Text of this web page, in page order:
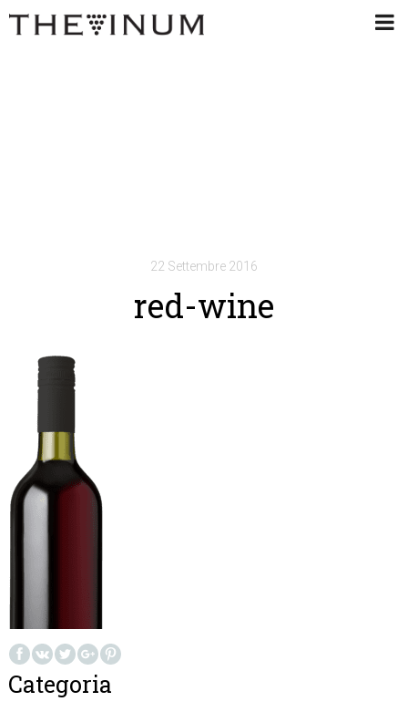
22 Settembre 2016
red-wine
Categoria